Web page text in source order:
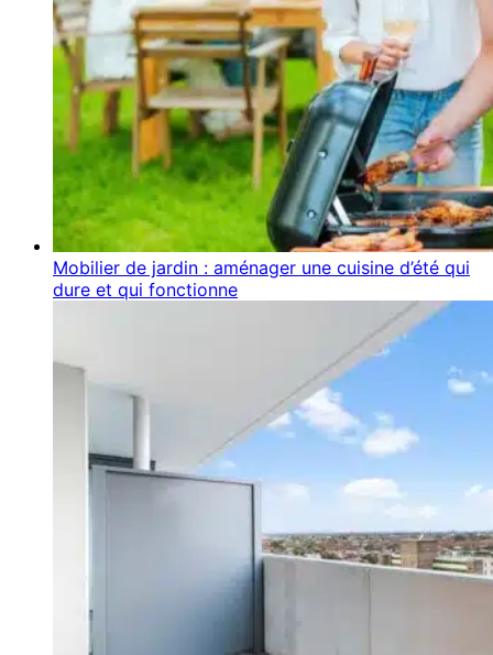
Mobilier de jardin : aménager une cuisine d’été qui
dure et qui fonctionne